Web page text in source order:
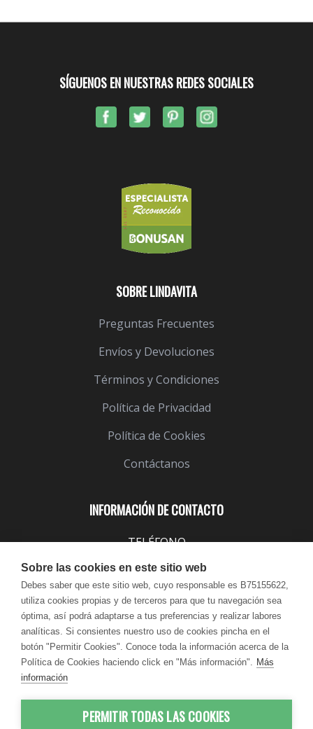
INFORMACIÓN DE CONTACTO
TELÉFONO
EMAIL
info@lindavita.com
HORARIO
Lun - Jue / 9:00 - 18:30
Vie / 9:00 - 17:30
SOBRE LINDAVITA
Preguntas Frecuentes
Envíos y Devoluciones
Términos y Condiciones
Política de Privacidad
Política de Cookies
Contáctanos
SÍGUENOS EN NUESTRAS REDES SOCIALES
Sobre las cookies en este sitio web
Debes saber que este sitio web, cuyo responsable es B75155622,
utiliza cookies propias y de terceros para que tu navegación sea
óptima, así podrá adaptarse a tus preferencias y realizar labores
analíticas. Si consientes nuestro uso de cookies pincha en el
botón "Permitir Cookies". Conoce toda la información acerca de la
Política de Cookies haciendo click en "Más información". Más
información
PERMITIR TODAS LAS COOKIES